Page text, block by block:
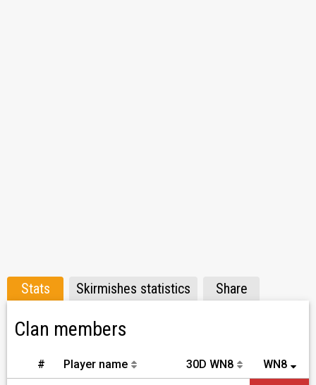
Stats Skirmishes statistics Share
Clan members
# Player name 30D WN8 WN8